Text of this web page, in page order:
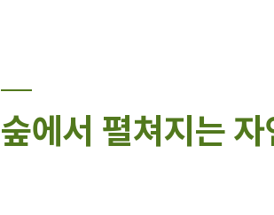
숲에서 펼쳐지는